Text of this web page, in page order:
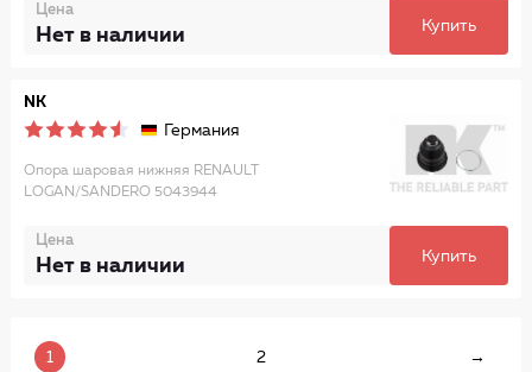
Цена
Нет в наличии Купить
NK
Германия
Опора шаровая нижняя RENAULT
LOGAN/SANDERO 5043944
Цена
Нет в наличии Купить
1 2 →